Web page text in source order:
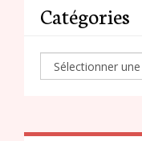
Catégories